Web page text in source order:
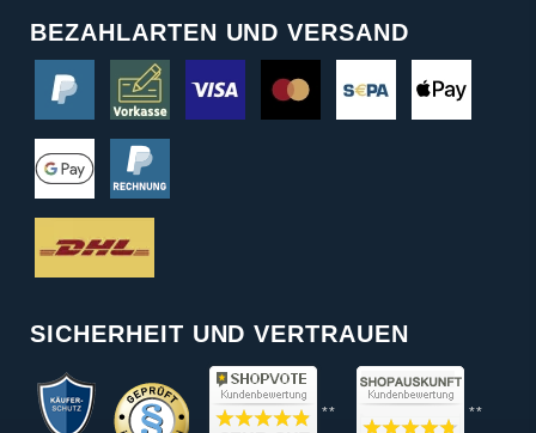
BEZAHLARTEN UND VERSAND
SICHERHEIT UND VERTRAUEN
** **